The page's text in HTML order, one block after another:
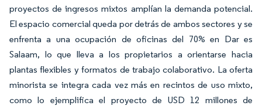
proyectos de ingresos mixtos amplían la demanda potencial.
El espacio comercial queda por detrás de ambos sectores y se
enfrenta a una ocupación de oficinas del 70% en Dar es
Salaam, lo que lleva a los propietarios a orientarse hacia
plantas flexibles y formatos de trabajo colaborativo. La oferta
minorista se integra cada vez más en recintos de uso mixto,
como lo ejemplifica el proyecto de USD 12 millones de